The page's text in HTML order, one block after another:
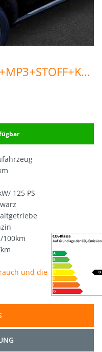
/SITZH+FRONTH+NAVI+MP3+STOFF+KLIMA
125 PS
und die